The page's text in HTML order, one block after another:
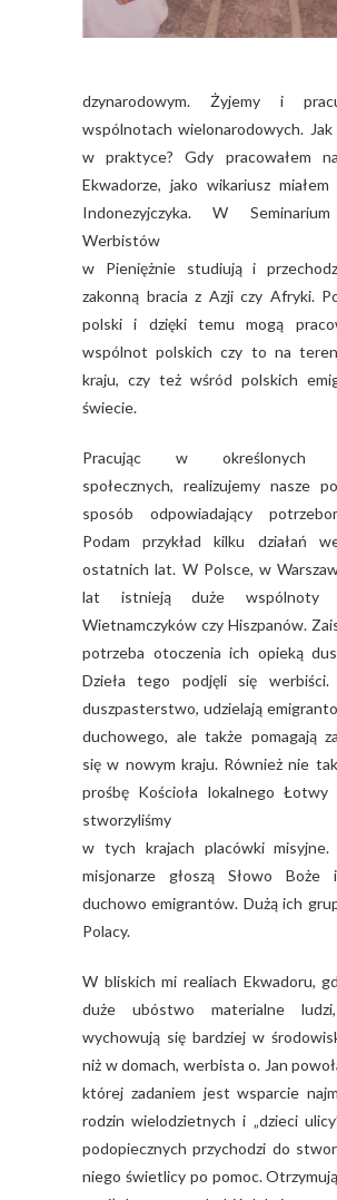
dzynarodowym. Żyjemy i
wspólnotach wielonarodowych.
w praktyce? Gdy pracowałem
Ekwadorze, jako wikariusz miałem
Indonezyjczyka. W
Werbistów
w Pieniężnie studiują i
zakonną bracia z Azji czy Afryki.
polski i dzięki temu mogą
wspólnot polskich czy to na
kraju, czy też wśród polskich
świecie.
Pracując w określonych
społecznych, realizujemy nasze
sposób odpowiadający
Podam przykład kilku działań
ostatnich lat. W Polsce, w
lat istnieją duże wspólnoty
Wietnamczyków czy Hiszpanów.
potrzeba otoczenia ich opieką
Dzieła tego podjęli się werbiści.
duszpasterstwo, udzielają
duchowego, ale także pomagają
się w nowym kraju. Również nie
prośbę Kościoła lokalnego Łotwy
stworzyliśmy
w tych krajach placówki misyjne.
misjonarze głoszą Słowo Boże
duchowo emigrantów. Dużą ich
Polacy.
W bliskich mi realiach Ekwadoru,
duże ubóstwo materialne
wychowują się bardziej w
niż w domach, werbista o. Jan
której zadaniem jest wsparcie
rodzin wielodzietnych i „dzieci
podopiecznych przychodzi do
niego świetlicy po pomoc.